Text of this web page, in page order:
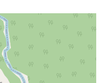
Parqueaderos Cubierto
En Zona Residencial
Sobre Vía Principal
Cerca A Sector
Comercial
Cocina Integral